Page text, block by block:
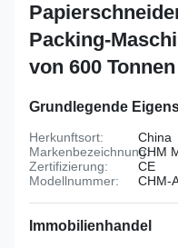
Packing-
von 600
Grundlegende
Herkunftsort:
China
Markenbezeichnung:CHM
Zertifizierung:
CE
Modellnummer:
CHM-
Immobilienhandel